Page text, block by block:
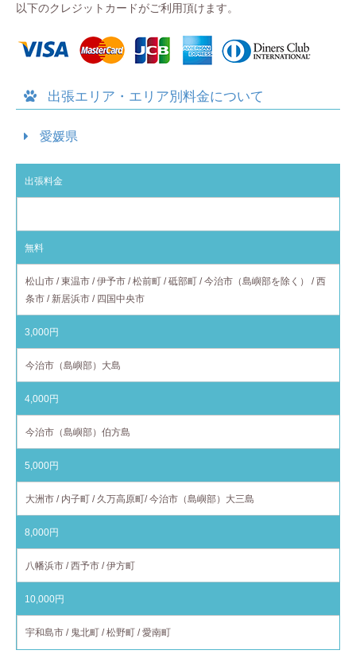
以下のクレジットカードがご利用頂けます。
出張エリア・エリア別料金について
愛媛県
出張料金
無料
松山市 / 東温市 / 伊予市 / 松前町 / 砥部町 / 今治市（島嶼部を除く） / 西
条市 / 新居浜市 / 四国中央市
3,000円
今治市（島嶼部）大島
4,000円
今治市（島嶼部）伯方島
5,000円
大洲市 / 内子町 / 久万高原町/ 今治市（島嶼部）大三島
8,000円
八幡浜市 / 西予市 / 伊方町
10,000円
宇和島市 / 鬼北町 / 松野町 / 愛南町